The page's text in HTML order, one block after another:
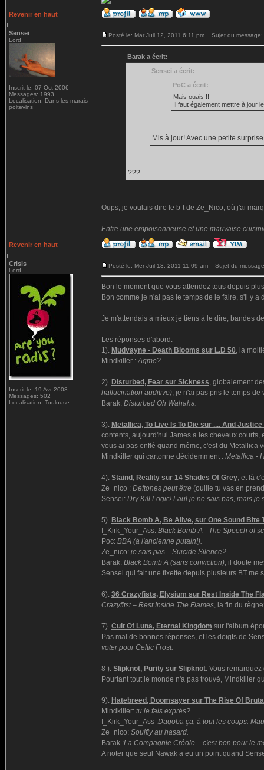
Revenir en haut
Sensei
Lord
Inscrit le: 07 Oct 2006
Messages: 1993
Localisation: Dans les marais
poitevins
Posté le: Mar Juil 12, 2011 6:11 pm Sujet du message:
Barak a écrit:
Sensei a écrit:
PoC a écrit:
Mais ouais !!
Il faut également mettre à jour
Mis à jour! Avec une petite
???
Oups, je voulais dire le b-t de Ze_Nico, où j'ai
Entre une empoisonneuse et une mauvaise
Revenir en haut
Crisis
Lord
Inscrit le: 19 Avr 2008
Messages: 502
Localisation: Toulouse
Posté le: Mer Juil 13, 2011 11:09 am Sujet du
Bon le moment que vous attendez tous depuis
Bon comme je n'ai pas le temps de le faire, s'il y
Je m'attendais à mieux je tiens à le dire, bandes
Les réponses d'abord:
1). Mudvayne - Death Blooms sur L.D 50, la
Mindkiller :Aqme?
2). Disturbed, Fear sur Sickness, globalement
hallucination auditive), je n'ai pas pris le temps
Barak: Disturbed Oh Wahaha.
3). Metallica, To Live Is To Die sur .... And
contents, aujourd'hui James a les cheveux
vous ai pas enflé quand même, c'est du Metallica
Mindkiller qui cartonne décidemment : Metallica -
4). Staind, Reality sur 14 Shades Of Grey, et là
Ze_nico : Deftones peut être (ouille tu vas en
Sensei: Dry Kill Logic! Laul je ne sais pas, mais je
5). Black Bomb A, Be Alive, sur One Sound Bite
I_Kirk_Your_Ass: Black Bomb A - The Speech of
Poc: BBA (à l'ancienne putain!).
Ze_nico: je sais pas... Suicide Silence?
Barak: Black Bomb A (sans conviction), il doute
Sensei qui fait une fixette depuis plusieurs BT me
6). 36 Crazyfists, Elysium sur Rest Inside The
Crazyfitst – Rest Inside The Flames, la fin du
7). Cult Of Luna, Eternal Kingdom sur l'album
Pas mal de bonnes réponses, et les doigts de
voter pour Celtic Frost.
8 ). Slipknot, Purity sur Slipknot. Vous
Pourtant tout le monde n'a pas trouvé, Mindkiller
9). Hatebreed, Doomsayer sur The Rise Of
Mindkiller: tu le fais exprès?
I_Kirk_Your_Ass :Dagoba ça, à tout les coups.
Ze_nico: Soulfly au hasard.
Barak :La Compagnie Créole – c'est bon pour le
A noter que seul Nawak a eu un point quand